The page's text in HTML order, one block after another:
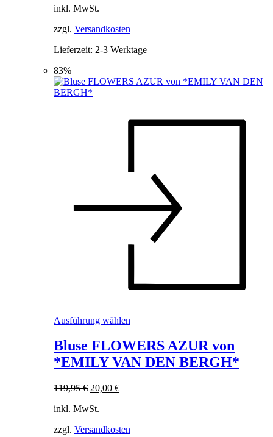
gewählt
war:
inkl. MwSt.
zzgl. Versandkosten
Lieferzeit: 2-3 Werktage
83%
Ausführung wählen
weist
mehrere
Varianten
Bluse FLOWERS AZUR von
*EMILY VAN DEN BERGH*
119,95€ Ursprünglicher
war:
20,00 €Aktueller
inkl. MwSt.
zzgl. Versandkosten